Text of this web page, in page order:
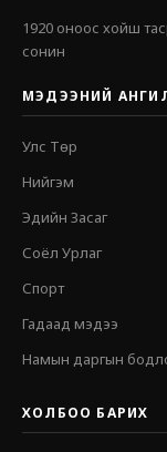
1920 оноос хойш
сонин
МЭДЭЭНИЙ
Улс Төр
Нийгэм
Эдийн Засаг
Соёл Урлаг
Спорт
Гадаад мэдээ
Намын даргын
ХОЛБОО БАРИХ